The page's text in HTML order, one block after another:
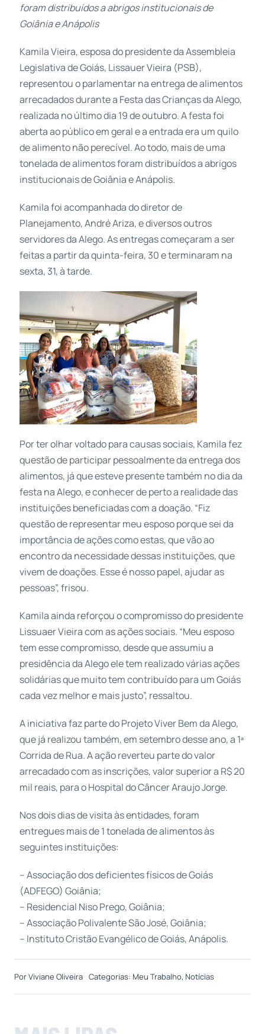
foram distribuídos a abrigos institucionais de
Goiânia e Anápolis
Kamila Vieira, esposa do presidente da Assembleia
Legislativa de Goiás, Lissauer Vieira (PSB),
representou o parlamentar na entrega de alimentos
arrecadados durante a Festa das Crianças da Alego,
realizada no último dia 19 de outubro. A festa foi
aberta ao público em geral e a entrada era um quilo
de alimento não perecível. Ao todo, mais de uma
tonelada de alimentos foram distribuídos a abrigos
institucionais de Goiânia e Anápolis.
Kamila foi acompanhada do diretor de
Planejamento, André Ariza, e diversos outros
servidores da Alego. As entregas começaram a ser
feitas a partir da quinta-feira, 30 e terminaram na
sexta, 31, à tarde.
Por ter olhar voltado para causas sociais, Kamila fez
questão de participar pessoalmente da entrega dos
alimentos, já que esteve presente também no dia da
festa na Alego, e conhecer de perto a realidade das
instituições beneficiadas com a doação. “Fiz
questão de representar meu esposo porque sei da
importância de ações como estas, que vão ao
encontro da necessidade dessas instituições, que
vivem de doações. Esse é nosso papel, ajudar as
pessoas”, frisou.
Kamila ainda reforçou o compromisso do presidente
Lissuaer Vieira com as ações sociais. “Meu esposo
tem esse compromisso, desde que assumiu a
presidência da Alego ele tem realizado várias ações
solidárias que muito tem contribuído para um Goiás
cada vez melhor e mais justo”, ressaltou.
A iniciativa faz parte do Projeto Viver Bem da Alego,
que já realizou também, em setembro desse ano, a 1ª
Corrida de Rua. A ação reverteu parte do valor
arrecadado com as inscrições, valor superior a R$ 20
mil reais, para o Hospital do Câncer Araujo Jorge.
Nos dois dias de visita às entidades, foram
entregues mais de 1 tonelada de alimentos às
seguintes instituições:
– Associação dos deficientes físicos de Goiás
(ADFEGO) Goiânia;
– Residencial Niso Prego, Goiânia;
– Associação Polivalente São José, Goiânia;
– Instituto Cristão Evangélico de Goiás, Anápolis.
PorViviane Oliveira Categorias: Meu Trabalho, Notícias